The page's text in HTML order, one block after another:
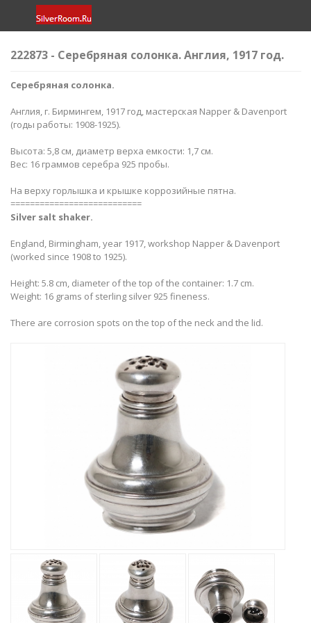
222873 - Серебряная солонка. Англия, 1917 год.
Серебряная солонка.
Англия, г. Бирмингем, 1917 год, мастерская Napper & Davenport
(годы работы: 1908-1925).
Высота: 5,8 см, диаметр верха емкости: 1,7 см.
Вес: 16 граммов серебра 925 пробы.
На верху горлышка и крышке коррозийные пятна.
===========================
Silver salt shaker.
England, Birmingham, year 1917, workshop Napper & Davenport
(worked since 1908 to 1925).
Height: 5.8 cm, diameter of the top of the container: 1.7 cm.
Weight: 16 grams of sterling silver 925 fineness.
There are corrosion spots on the top of the neck and the lid.